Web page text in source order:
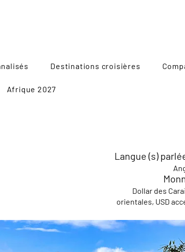
Destinations croisières
Afrique 2027
Langue (s)
Dollar des
orientales, USD